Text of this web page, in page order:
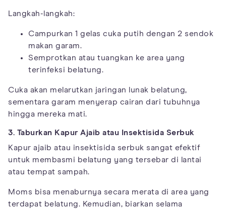
Langkah-langkah:
Campurkan 1 gelas cuka putih dengan 2 sendok
makan garam.
Semprotkan atau tuangkan ke area yang
terinfeksi belatung.
Cuka akan melarutkan jaringan lunak belatung,
sementara garam menyerap cairan dari tubuhnya
hingga mereka mati.
3. Taburkan Kapur Ajaib atau Insektisida Serbuk
Kapur ajaib atau insektisida serbuk sangat efektif
untuk membasmi belatung yang tersebar di lantai
atau tempat sampah.
Moms bisa menaburnya secara merata di area yang
terdapat belatung. Kemudian, biarkan selama